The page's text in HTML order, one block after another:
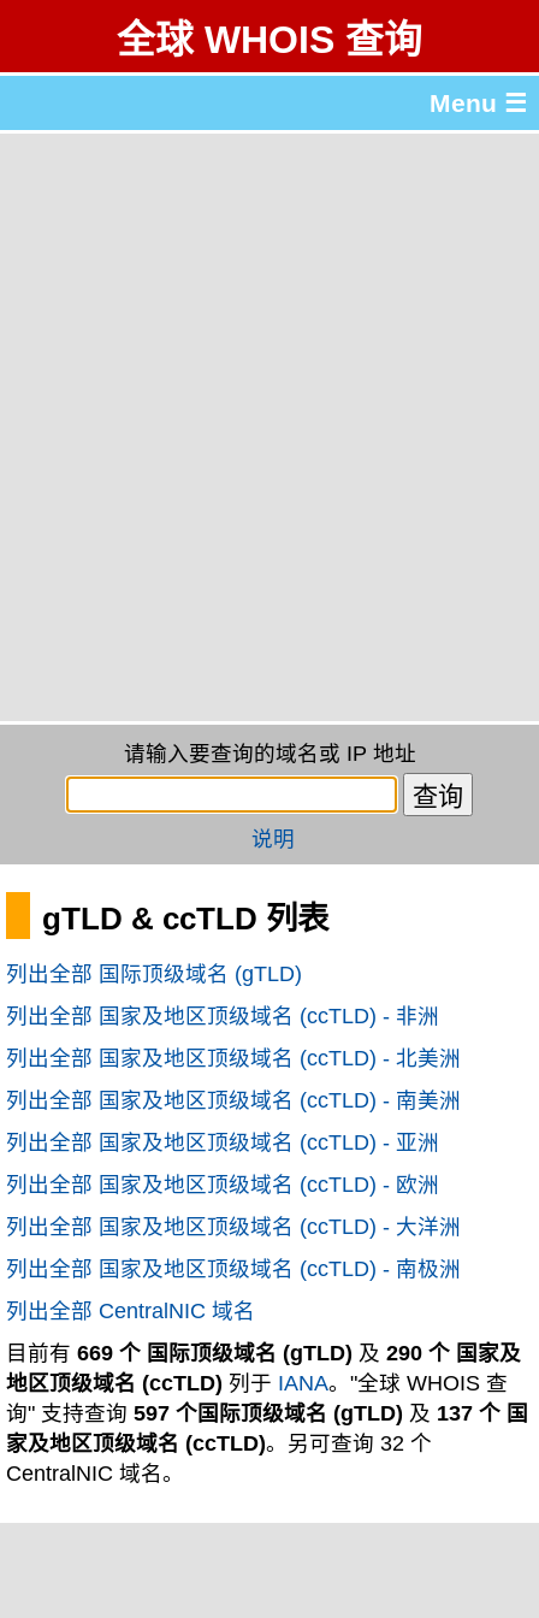
全球 WHOIS 查询
Menu ☰
请输入要查询的域名或 IP 地址
说明
gTLD & ccTLD 列表
列出全部 国际顶级域名 (gTLD)
列出全部 国家及地区顶级域名 (ccTLD) - 非洲
列出全部 国家及地区顶级域名 (ccTLD) - 北美洲
列出全部 国家及地区顶级域名 (ccTLD) - 南美洲
列出全部 国家及地区顶级域名 (ccTLD) - 亚洲
列出全部 国家及地区顶级域名 (ccTLD) - 欧洲
列出全部 国家及地区顶级域名 (ccTLD) - 大洋洲
列出全部 国家及地区顶级域名 (ccTLD) - 南极洲
列出全部 CentralNIC 域名
目前有 669 个 国际顶级域名 (gTLD) 及 290 个 国家及
地区顶级域名 (ccTLD) 列于 IANA。"全球 WHOIS 查
询" 支持查询 597 个国际顶级域名 (gTLD) 及 137 个 国
家及地区顶级域名 (ccTLD)。另可查询 32 个
CentralNIC 域名。